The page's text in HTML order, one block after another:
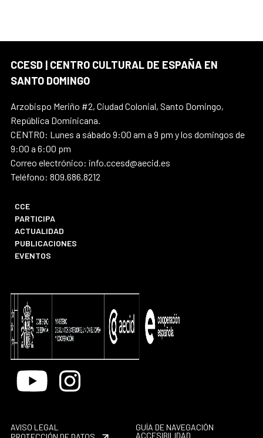
CCESD | CENTRO CULTURAL DE ESPAÑA EN
SANTO DOMINGO
Arzobispo Meriño #2, Ciudad Colonial, Santo Domingo,
República Dominicana.
CENTRO: Lunes a sábado 9:00 am a 9 pm y los domingos de
9:00 a 6:00 pm
Correo electrónico: info.ccesd@aecid.es
Teléfono: 809.686.8212
CCE
PARTICIPA
ACTUALIDAD
PUBLICACIONES
EVENTOS
Youtube Instagram
AVISO LEGAL
GUÍA DE NAVEGACIÓN
ACCESIBILIDAD